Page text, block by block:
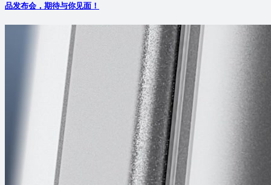
品发布会，期待与你见面！